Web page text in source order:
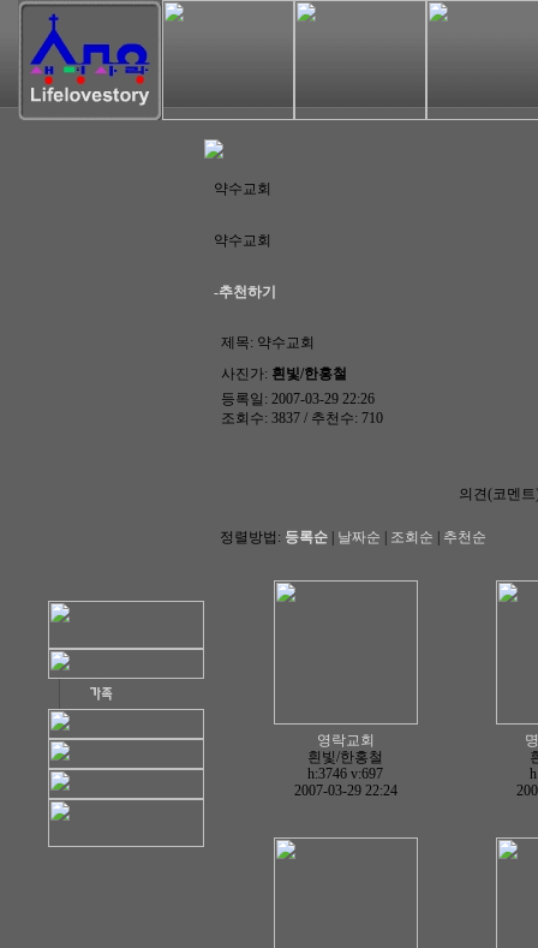
약수교회
약수교회
-추천하기
제목: 약수교회
사진가: 흰빛/한홍철
등록일: 2007-03-29 22:26
조회수: 3837 / 추천수: 710
의견(코멘
정렬방법: 등록순 날짜순 조회순 추천순
영락교회
흰빛/한홍철
h:3746 v:697
2007-03-29 22:24